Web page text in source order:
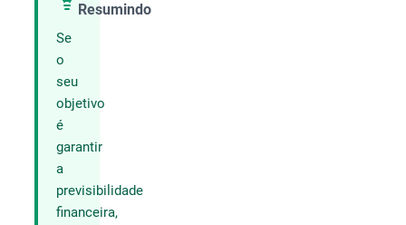
Resumindo
Se
o
seu
objetivo
é
garantir
a
previsibilidade
financeira,